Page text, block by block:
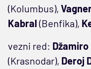
(Kolumbus),
Kabral (Benfika),
vezni red:
(Krasnodar), Deroj